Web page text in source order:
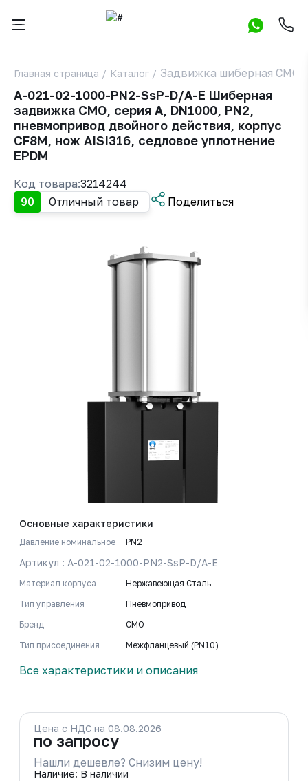
Главная страница / Каталог / Задвижка шиберная СМО
A-021-02-1000-PN2-SsP-D/A-E Шиберная
задвижка СМО, серия А, DN1000, РN2,
пневмопривод двойного действия, корпус
CF8M, нож AISI316, седловое уплотнение
EPDM
90 Отличный товар Поделиться
Код товара:3214244
Основные характеристики
Давление номинальное PN2
Артикул : A-021-02-1000-PN2-SsP-D/A-E
Материал корпуса
Нержавеющая Сталь
Тип управления
Пневмопривод
Бренд
CMO
Тип присоединения
Межфланцевый (PN10)
Все характеристики и описания
Цена с НДС на 08.08.2026
по запросу
Нашли дешевле? Снизим цену!
Наличие: В наличии